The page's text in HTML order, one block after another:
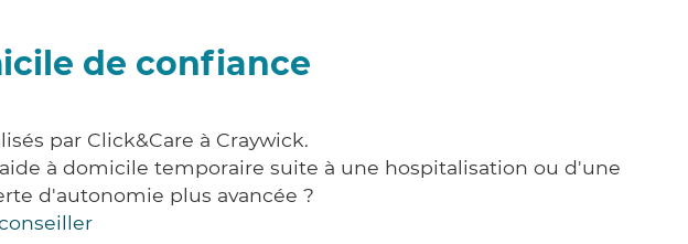
de confiance
par Click&Care à Craywick.
à domicile temporaire suite à une hospitalisation ou d'une
d'autonomie plus avancée ?